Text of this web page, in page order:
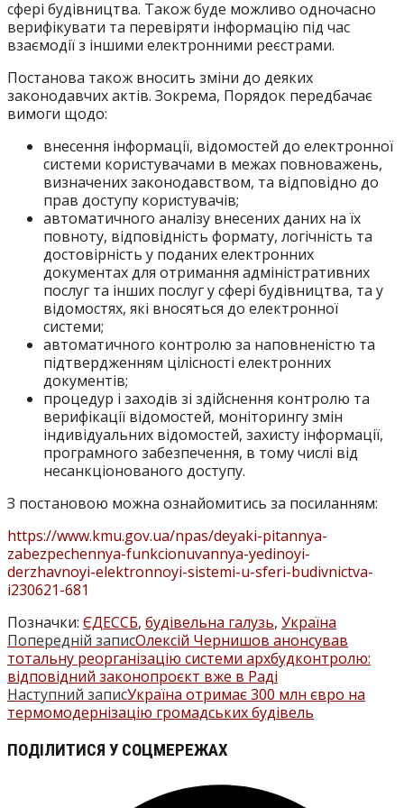
сфері будівництва. Також буде можливо одночасно
верифікувати та перевіряти інформацію під час
взаємодії з іншими електронними реєстрами.
Постанова також вносить зміни до деяких
законодавчих актів. Зокрема, Порядок передбачає
вимоги щодо:
внесення інформації, відомостей до електронної
системи користувачами в межах повноважень,
визначених законодавством, та відповідно до
прав доступу користувачів;
автоматичного аналізу внесених даних на їх
повноту, відповідність формату, логічність та
достовірність у поданих електронних
документах для отримання адміністративних
послуг та інших послуг у сфері будівництва, та у
відомостях, які вносяться до електронної
системи;
автоматичного контролю за наповненістю та
підтвердженням цілісності електронних
документів;
процедур і заходів зі здійснення контролю та
верифікації відомостей, моніторингу змін
індивідуальних відомостей, захисту інформації,
програмного забезпечення, в тому числі від
несанкціонованого доступу.
З постановою можна ознайомитись за посиланням:
https://www.kmu.gov.ua/npas/deyaki-pitannya-
zabezpechennya-funkcionuvannya-yedinoyi-
derzhavnoyi-elektronnoyi-sistemi-u-sferi-budivnictva-
i230621-681
Позначки: ЄДЕССБ, будівельна галузь, Україна
ПРОЧИТАТИ
БІЛЬШЕ
СТАТЕЙ
Попередній записОлексій Чернишов анонсував
тотальну реорганізацію системи архбудконтролю:
відповідний законопроєкт вже в Раді
Наступний записУкраїна отримає 300 млн євро на
термомодернізацію громадських будівель
ПОДІЛИТИСЯ У СОЦМЕРЕЖАХ
ВМІСТОМ